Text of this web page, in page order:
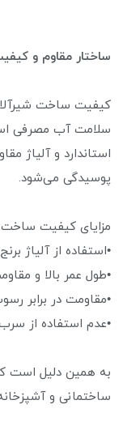
ساختار مقاوم و
کیفیت ساخت
سلامت آب مصرفی
استاندارد و آلیاژ
پوسیدگی می‌شود.
مزایای کیفیت
•استفاده از آلیاژ
•طول عمر بالا و
•مقاومت در برابر
•عدم استفاده از
به همین دلیل است
ساختمانی و